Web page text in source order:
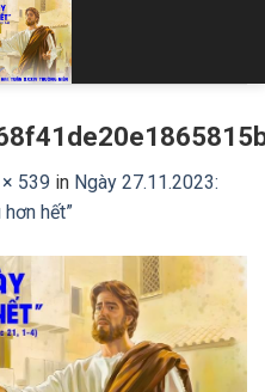
539 in Ngày 27.11.2023:
hết”